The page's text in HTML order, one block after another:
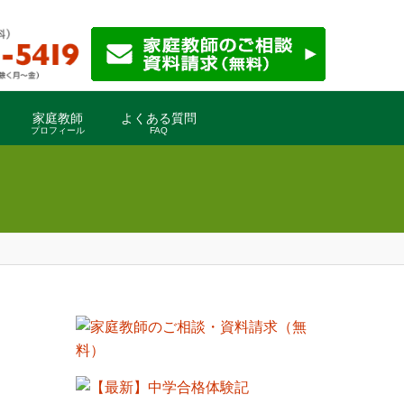
家庭教師
プロフィール
よくある質問
FAQ